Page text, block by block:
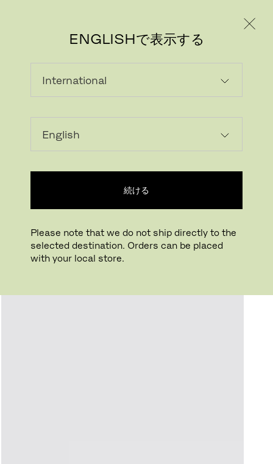
ENGLISHで表示する
続ける
Please note that we do not ship directly to the
selected destination. Orders can be placed
with your local store.